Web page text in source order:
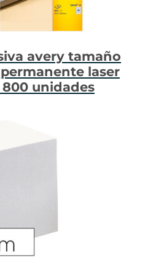
avery tamaño
laser
unidades